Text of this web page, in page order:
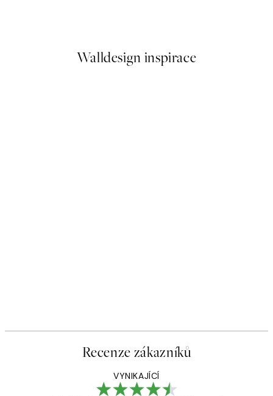
Walldesign inspirace
Recenze zákazníků
VYNIKAJÍCÍ